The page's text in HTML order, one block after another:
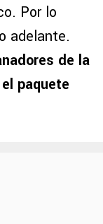
Por lo
adelante.
de la
paquete